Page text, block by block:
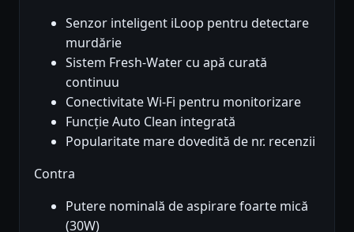
Senzor inteligent iLoop pentru detectare
murdărie
Sistem Fresh-Water cu apă curată
continuu
Conectivitate Wi-Fi pentru monitorizare
Funcție Auto Clean integrată
Popularitate mare dovedită de nr. recenzii
Contra
Putere nominală de aspirare foarte mică
(30W)